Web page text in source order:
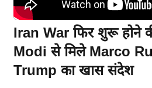
रा
ष्ट्री
य
अं
Iran War फिर शुरू होने
Modi से मिले Marco
Trump का खास संदेश